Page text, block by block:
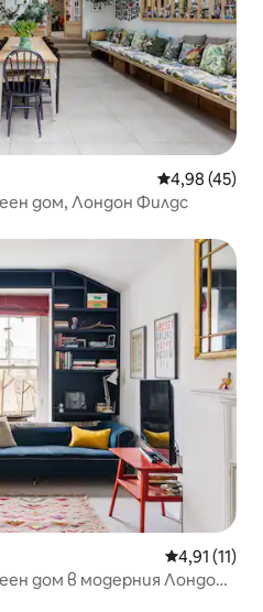
Средна
4,98 (45)
дом, Лондон Филдс
Средна
4,91 (11)
дом в модерния Лондон